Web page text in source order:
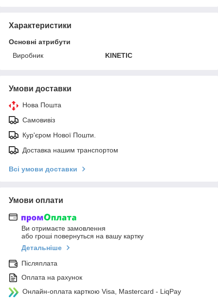
Характеристики
Основні атрибути
Виробник
KINETIC
Умови доставки
Нова Пошта
Самовивіз
Кур'єром Нової Пошти.
Доставка нашим транспортом
Всі умови доставки
Умови оплати
Ви отримаєте замовлення
або гроші повернуться на вашу картку
Детальніше
Післяплата
Оплата на рахунок
Онлайн-оплата карткою Visa, Mastercard - LiqPay